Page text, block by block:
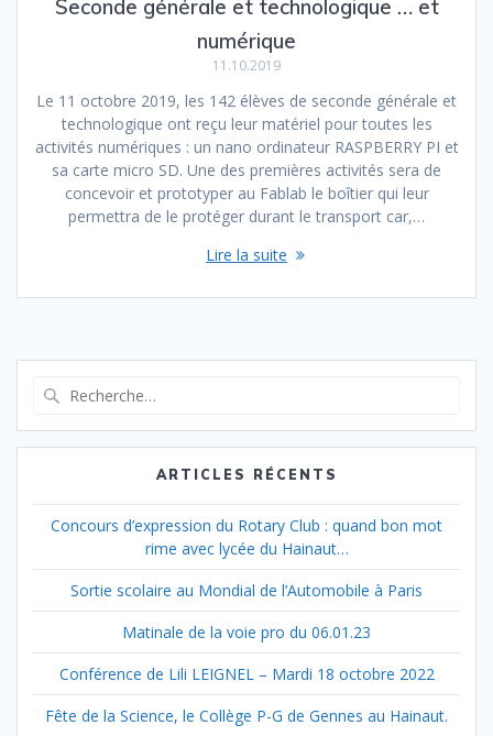
Seconde générale et technologique … et
numérique
11.10.2019
Le 11 octobre 2019, les 142 élèves de seconde générale et
technologique ont reçu leur matériel pour toutes les
activités numériques : un nano ordinateur RASPBERRY PI et
sa carte micro SD. Une des premières activités sera de
concevoir et prototyper au Fablab le boîtier qui leur
permettra de le protéger durant le transport car,…
Lire la suite
:
ARTICLES RÉCENTS
Concours d’expression du Rotary Club : quand bon mot
rime avec lycée du Hainaut…
Sortie scolaire au Mondial de l’Automobile à Paris
Matinale de la voie pro du 06.01.23
Conférence de Lili LEIGNEL – Mardi 18 octobre 2022
Fête de la Science, le Collège P-G de Gennes au Hainaut.